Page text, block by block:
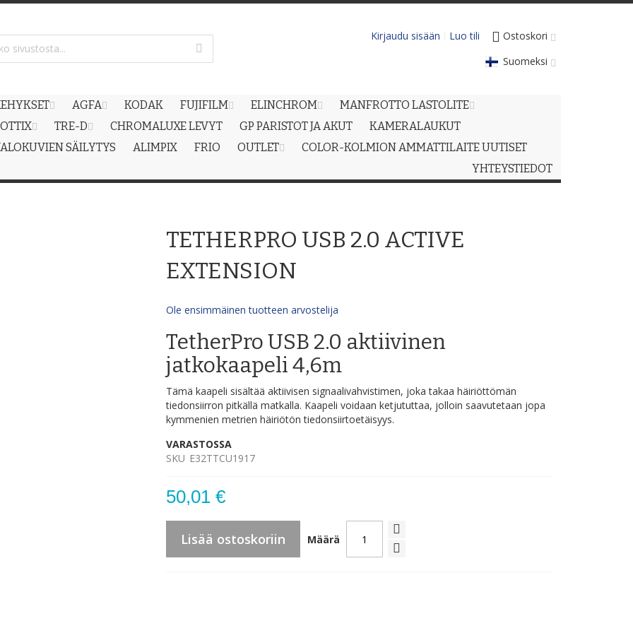
Ostoskori
Kirjaudu sisään
Luo tili
Suomeksi
AGFA KODAK FUJIFILM ELINCHROM
MANFROTTO LASTOLITE
TRE-D CHROMALUXE LEVYT GP PARISTOT JA AKUT
KAMERALAUKUT
SÄILYTYS ALIMPIX FRIO OUTLET
COLOR-KOLMION AMMATTILAITE UUTISET
YHTEYSTIEDOT
TETHERPRO USB 2.0 ACTIVE
EXTENSION
Ole ensimmäinen tuotteen arvostelija
TetherPro USB 2.0 aktiivinen
jatkokaapeli 4,6m
Tämä kaapeli sisältää aktiivisen signaalivahvistimen, joka takaa häiriöttömän
tiedonsiirron pitkällä matkalla. Kaapeli voidaan ketjututtaa, jolloin saavutetaan jopa
kymmenien metrien häiriötön tiedonsiirtoetäisyys.
VARASTOSSA
SKU E32TTCU1917
50,01 €
Määrä
Lisää ostoskoriin